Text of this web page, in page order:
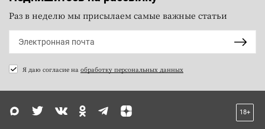
Раз в неделю мы присылаем самые важные статьи
Я даю согласие на обработку персональных данных
18+